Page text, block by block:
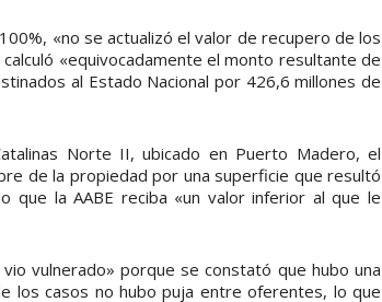
«no se actualizó el valor de recupero de los
«equivocadamente el monto resultante de
al Estado Nacional por 426,6 millones de
Norte II, ubicado en Puerto Madero, el
de la propiedad por una superficie que resultó
que la AABE reciba «un valor inferior al que le
vulnerado» porque se constató que hubo una
los casos no hubo puja entre oferentes, lo que